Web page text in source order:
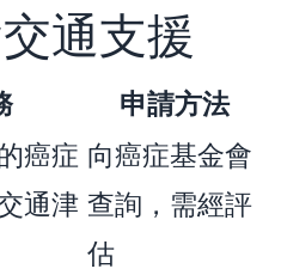
通支援
申請方法
癌症
通津
向癌症基金會
查詢，需經評
估